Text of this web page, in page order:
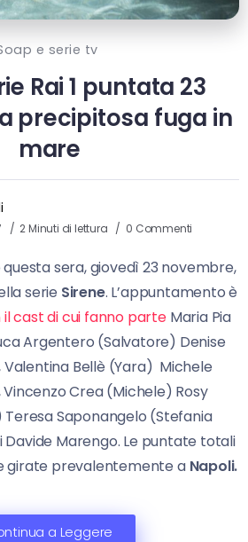
e serie tv
Rai 1 puntata 23
precipitosa fuga in
mare
2 Minuti di lettura 0 Commenti
questa sera, giovedì 23 novembre,
serie Sirene. L’appuntamento è
il cast di cui fanno parte Maria Pia
Argentero (Salvatore) Denise
Bellè (Yara) Michele
Crea (Michele) Rosy
Teresa Saponangelo (Stefania
Davide Marengo. Le puntate totali
girate prevalentemente a Napoli.
a Leggere